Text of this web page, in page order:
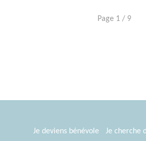
Page 1 / 9
Je deviens bénévole
Je cherche